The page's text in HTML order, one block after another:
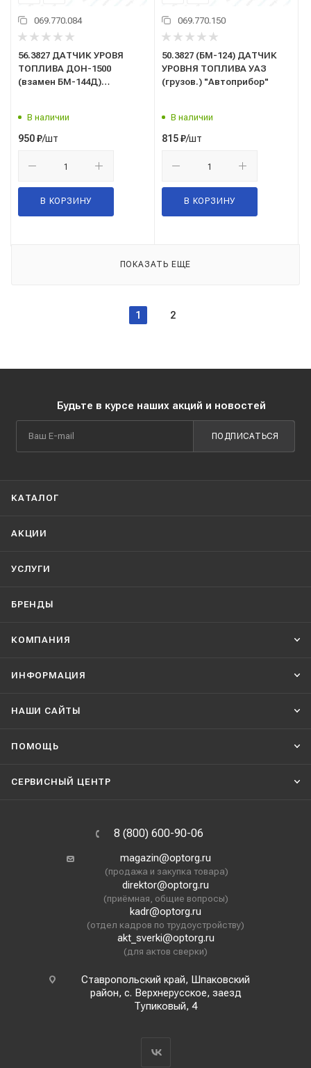
069.770.084
56.3827 ДАТЧИК УРОВЯ
ТОПЛИВА ДОН-1500
(взамен БМ-144Д)
В наличии
950₽/шт
В КОРЗИНУ
069.770.150
50.3827 (БМ-124) ДАТЧИК
УРОВНЯ ТОПЛИВА УАЗ
(грузов.) "Автоприбор"
В наличии
815₽/шт
В КОРЗИНУ
ПОКАЗАТЬ ЕЩЕ
1 2
Будьте в курсе наших акций и новостей
ПОДПИСАТЬСЯ
КАТАЛОГ
АКЦИИ
УСЛУГИ
БРЕНДЫ
КОМПАНИЯ
ИНФОРМАЦИЯ
НАШИ CАЙТЫ
ПОМОЩЬ
СЕРВИСНЫЙ ЦЕНТР
8 (800) 600-90-06
magazin@optorg.ru
(продажа и закупка товара)
direktor@optorg.ru
(приёмная, общие вопросы)
kadr@optorg.ru
(отдел кадров по трудоустройству)
akt_sverki@optorg.ru
(для актов сверки)
Ставропольский край, Шпаковский
район, с. Верхнерусское, заезд
Тупиковый, 4